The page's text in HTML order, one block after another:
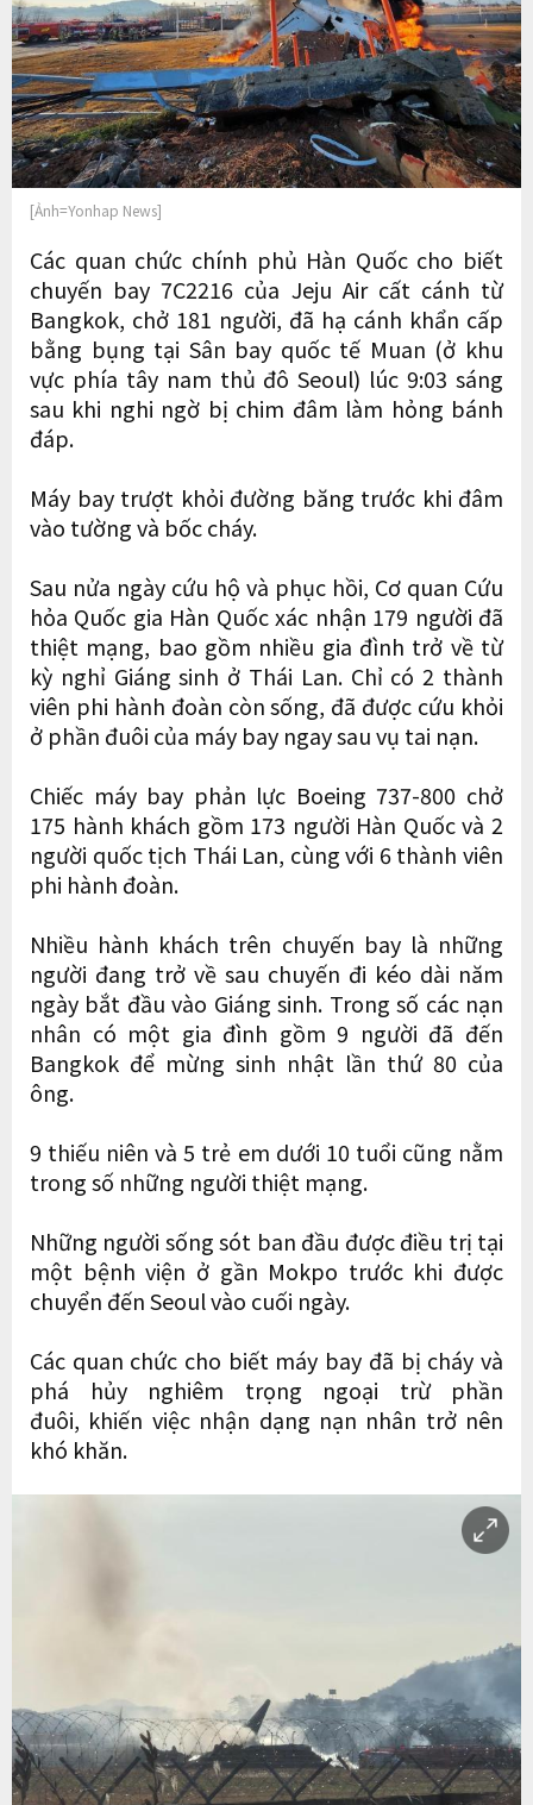
[Ảnh=Yonhap News]
Các quan chức chính phủ Hàn Quốc cho biết
chuyến bay 7C2216 của Jeju Air cất cánh từ
Bangkok, chở 181 người, đã hạ cánh khẩn cấp
bằng bụng tại Sân bay quốc tế Muan (ở khu
vực phía tây nam thủ đô Seoul) lúc 9:03 sáng
sau khi nghi ngờ bị chim đâm làm hỏng bánh
đáp.
Máy bay trượt khỏi đường băng trước khi đâm
vào tường và bốc cháy.
Sau nửa ngày cứu hộ và phục hồi, Cơ quan Cứu
hỏa Quốc gia Hàn Quốc xác nhận 179 người đã
thiệt mạng, bao gồm nhiều gia đình trở về từ
kỳ nghỉ Giáng sinh ở Thái Lan. Chỉ có 2 thành
viên phi hành đoàn còn sống, đã được cứu khỏi
ở phần đuôi của máy bay ngay sau vụ tai nạn.
Chiếc máy bay phản lực Boeing 737-800 chở
175 hành khách gồm 173 người Hàn Quốc và 2
người quốc tịch Thái Lan, cùng với 6 thành viên
phi hành đoàn.
Nhiều hành khách trên chuyến bay là những
người đang trở về sau chuyến đi kéo dài năm
ngày bắt đầu vào Giáng sinh. Trong số các nạn
nhân có một gia đình gồm 9 người đã đến
Bangkok để mừng sinh nhật lần thứ 80 của
ông.
9 thiếu niên và 5 trẻ em dưới 10 tuổi cũng nằm
trong số những người thiệt mạng.
Những người sống sót ban đầu được điều trị tại
một bệnh viện ở gần Mokpo trước khi được
chuyển đến Seoul vào cuối ngày.
Các quan chức cho biết máy bay đã bị cháy và
phá hủy nghiêm trọng ngoại trừ phần
đuôi, khiến việc nhận dạng nạn nhân trở nên
khó khăn.